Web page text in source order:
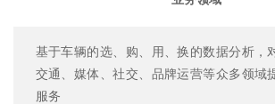
基于车辆的选、购、用、换的数据分析，
交通、媒体、社交、品牌运营等众多领域
服务